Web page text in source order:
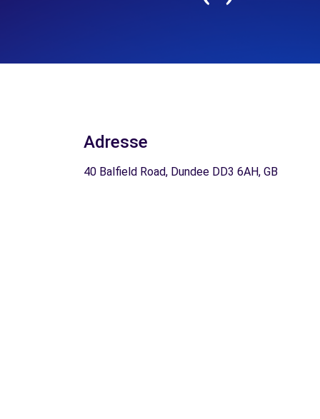
Adresse
40 Balfield Road, Dundee DD3 6AH, GB